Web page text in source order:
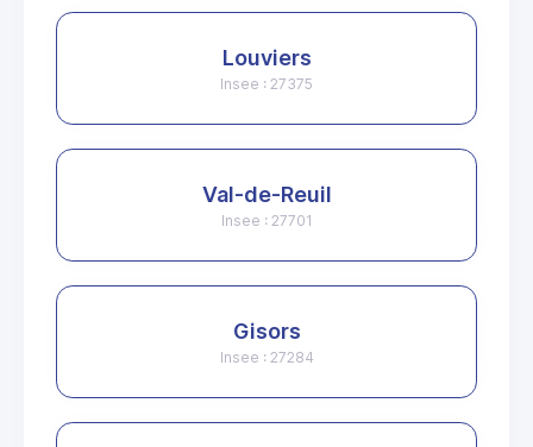
Louviers
Insee : 27375
Val-de-Reuil
Insee : 27701
Gisors
Insee : 27284